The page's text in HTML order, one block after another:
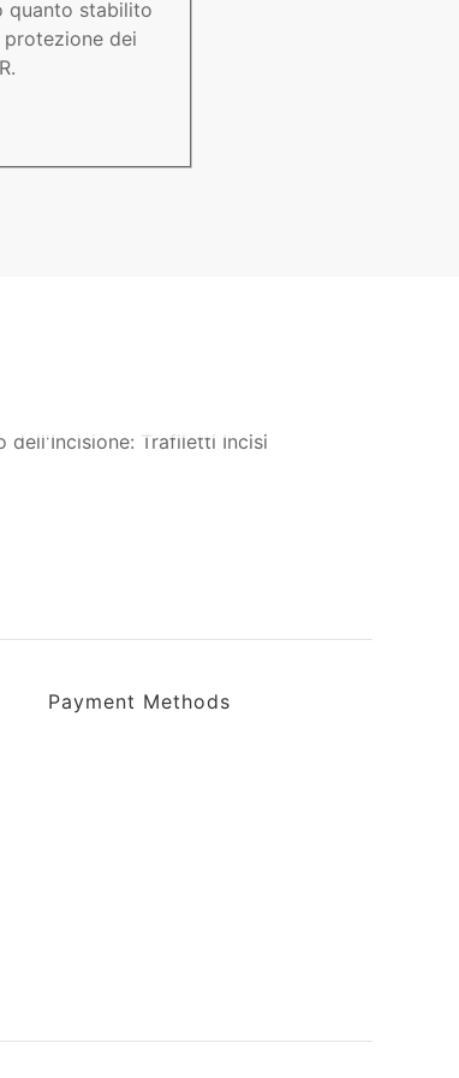
quanto stabilito
dei
Payment Methods